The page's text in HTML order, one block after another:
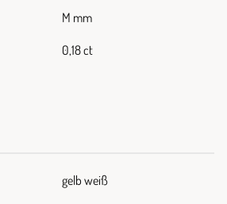
M mm
0,18 ct
gelb weiß